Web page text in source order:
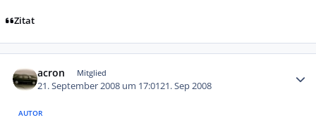
Zitat
acron Mitglied
21. September 2008 um 17:0121. Sep 2008
AUTOR